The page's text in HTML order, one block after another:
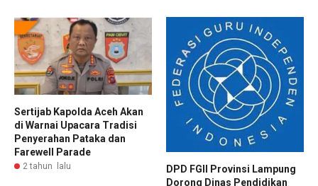
Sertijab Kapolda Aceh Akan
di Warnai Upacara Tradisi
Penyerahan Pataka dan
Farewell Parade
2 tahun lalu
DPD FGII Provinsi Lampung
Dorong Dinas Pendidikan